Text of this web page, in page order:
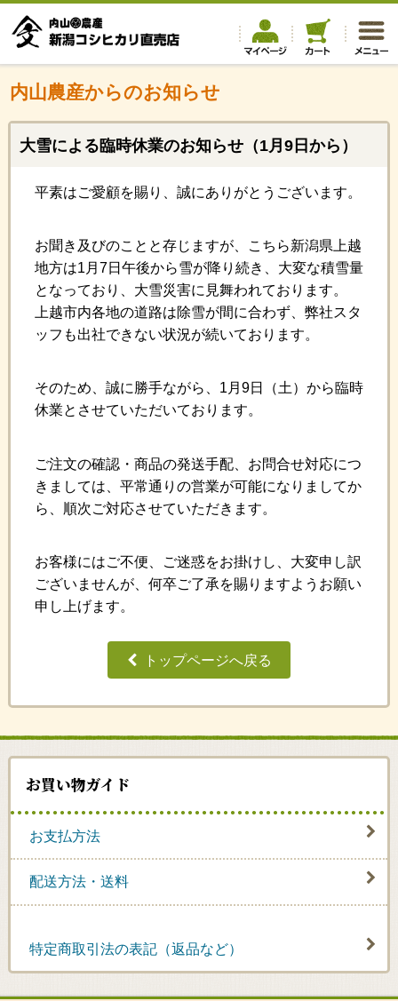
内山農産からのお知らせ
大雪による臨時休業のお知らせ（1月9日から）
平素はご愛顧を賜り、誠にありがとうございます。
お聞き及びのことと存じますが、こちら新潟県上越
地方は1月7日午後から雪が降り続き、大変な積雪量
となっており、大雪災害に見舞われております。
上越市内各地の道路は除雪が間に合わず、弊社スタ
ッフも出社できない状況が続いております。
そのため、誠に勝手ながら、1月9日（土）から臨時
休業とさせていただいております。
ご注文の確認・商品の発送手配、お問合せ対応につ
きましては、平常通りの営業が可能になりましてか
ら、順次ご対応させていただきます。
お客様にはご不便、ご迷惑をお掛けし、大変申し訳
ございませんが、何卒ご了承を賜りますようお願い
申し上げます。
トップページへ戻る
お買い物ガイド
お支払方法
配送方法・送料
特定商取引法の表記（返品など）